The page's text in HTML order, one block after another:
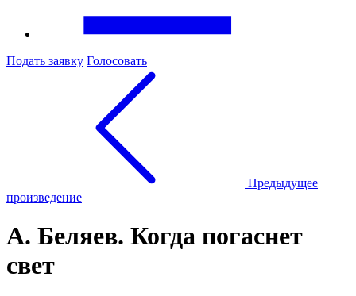
Подать заявку Голосовать
Предыдущее
произведение
А. Беляев. Когда погаснет
свет